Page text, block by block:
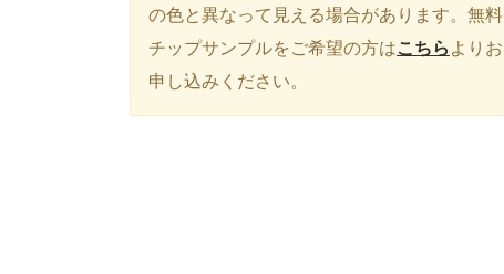
の色と異なって見える場合があります。無料
チップサンプルをご希望の方はこちらよりお
申し込みください。